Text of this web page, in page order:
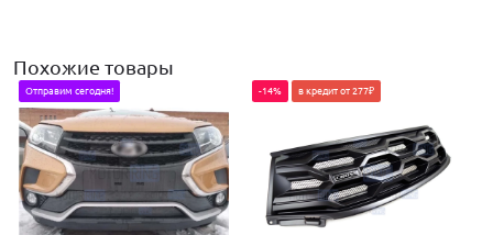
Похожие товары
Отправим сегодня! -14% в кредит от 277₽